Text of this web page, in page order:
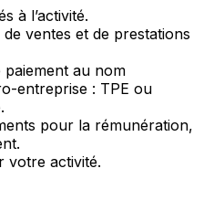
à l’activité.
ventes et de prestations
paiement au nom
entreprise : TPE ou
pour la rémunération,
votre activité.